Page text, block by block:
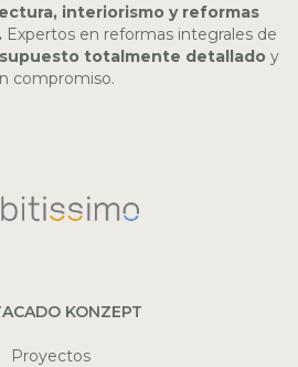
interiorismo y reformas
Expertos en reformas integrales de
totalmente detallado y
compromiso.
KONZEPT
Proyectos